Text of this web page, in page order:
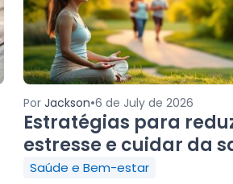
Por Jackson•6 de July de 2026
Estratégias para
estresse e cuidar da
Saúde e Bem-estar